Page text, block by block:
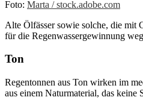
Foto: Marta / stock.adobe.com
Alte Ölfässer sowie solche, die mit
für die Regenwassergewinnung
Ton
Regentonnen aus Ton wirken im
aus einem Naturmaterial, das keine